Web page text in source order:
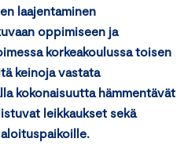
laajentaminen
oppimiseen ja
korkeakoulussa toisen
keinoja vastata
kokonaisuutta hämmentävät
leikkaukset sekä